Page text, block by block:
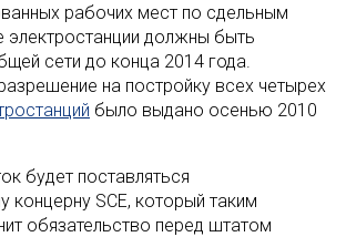
рабочих мест по сдельным
электростанции должны быть
сети до конца 2014 года.
на постройку всех четырех
было выдано осенью 2010
будет поставляться
концерну SCE, который таким
обязательство перед штатом